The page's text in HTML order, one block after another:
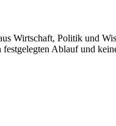
Wirtschaft, Politik und
Ablauf und